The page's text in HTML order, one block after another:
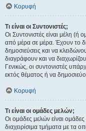
Κορυφή
Τι είναι οι Συντονιστές;
Οι Συντονιστές είναι μέλη (ή
από μέρα σε μέρα. Έχουν το
δημοσιεύσεις και να
διαγράφουν και να
Γενικώς, οι συντονιστές
εκτός θέματος ή να
Κορυφή
Τι είναι οι ομάδες μελών;
Οι ομάδες μελών είναι
διαχειρίσιμα τμήματα με τα